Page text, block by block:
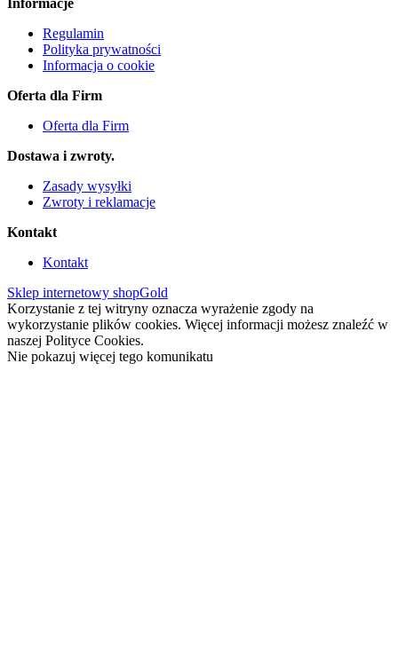
Informacje
Regulamin
Polityka prywatności
Informacja o cookie
Oferta dla Firm
Oferta dla Firm
Dostawa i zwroty.
Zasady wysyłki
Zwroty i reklamacje
Kontakt
Kontakt
Sklep internetowy shopGold
Korzystanie z tej witryny oznacza wyrażenie zgody na
wykorzystanie plików cookies. Więcej informacji możesz znaleźć w
naszej Polityce Cookies.
Nie pokazuj więcej tego komunikatu